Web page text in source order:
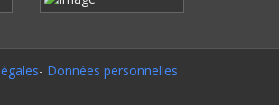
- Données personnelles